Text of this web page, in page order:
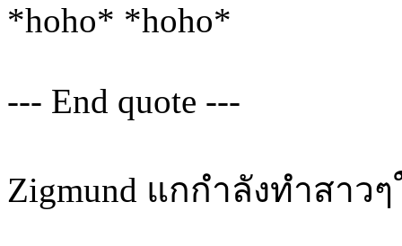
*hoho* *hoho*
--- End quote ---
Zigmund แกกำลังทำสาว